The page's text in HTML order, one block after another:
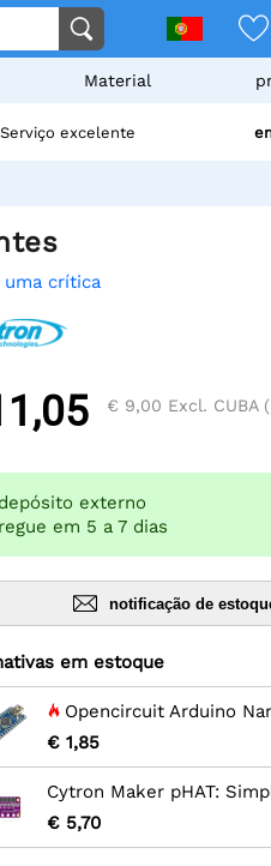
Material
Serviço excelente
uma crítica
€ 9,00 Excl. CUBA
externo
em 5 a 7 dias
notificação de
em estoque
Opencircuit Arduino Nano R3 - clone
€ 1,85
€ 5,70